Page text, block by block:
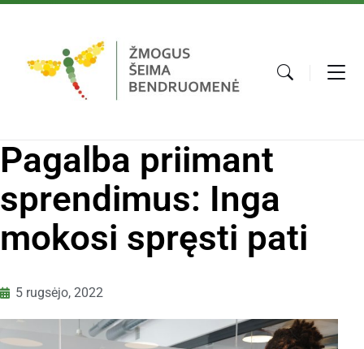
Pagalba priimant
sprendimus: Inga
mokosi spręsti pati
5 rugsėjo, 2022